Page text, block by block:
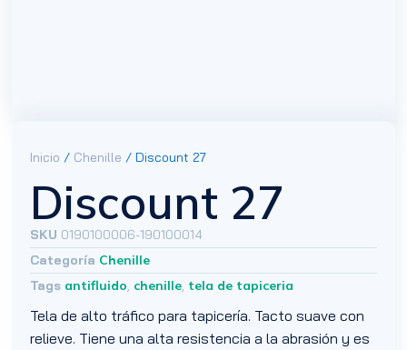
Inicio / Chenille / Discount 27
Discount 27
SKU 0190100006-190100014
Categoría Chenille
Tags antifluido, chenille, tela de tapiceria
Tela de alto tráfico para tapicería. Tacto suave con
relieve. Tiene una alta resistencia a la abrasión y es